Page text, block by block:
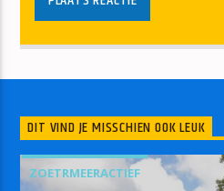
DIT VIND JE MISSCHIEN OOK LEUK
ZOETRMEERACTIEF